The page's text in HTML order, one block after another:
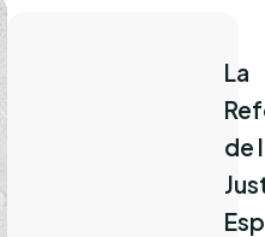
La
de